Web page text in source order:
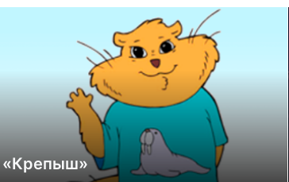
«Крепыш»